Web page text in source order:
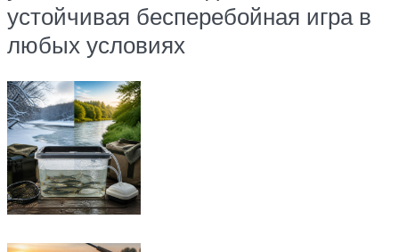
устойчивая бесперебойная игра в
любых условиях